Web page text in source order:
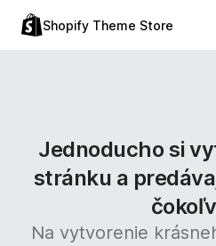
Shopify Theme Store
Jednoducho si
stránku a
Na vytvorenie